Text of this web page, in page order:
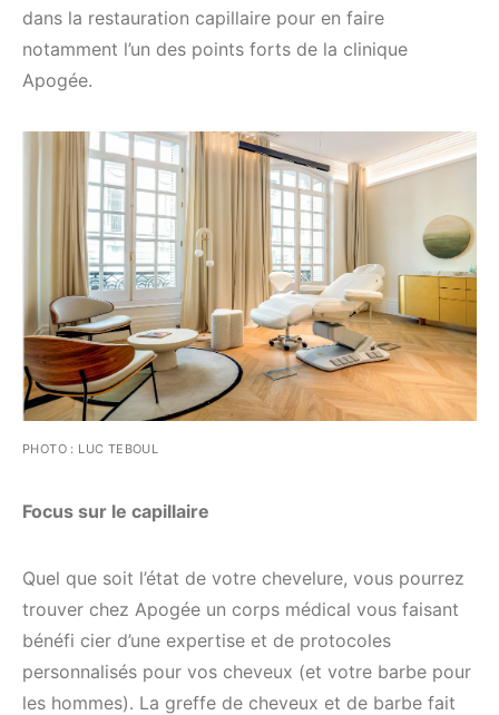
dans la restauration capillaire pour en faire
notamment l’un des points forts de la clinique
Apogée.
PHOTO : LUC TEBOUL
Focus sur le capillaire
Quel que soit l’état de votre chevelure, vous pourrez
trouver chez Apogée un corps médical vous faisant
bénéfi cier d’une expertise et de protocoles
personnalisés pour vos cheveux (et votre barbe pour
les hommes). La greffe de cheveux et de barbe fait